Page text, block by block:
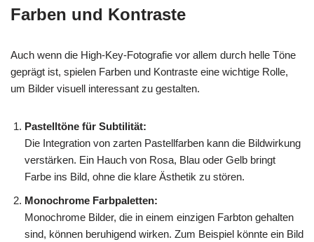
Farben und Kontraste
Auch wenn die High-Key-Fotografie vor allem durch helle Töne
geprägt ist, spielen Farben und Kontraste eine wichtige Rolle,
um Bilder visuell interessant zu gestalten.
Pastelltöne für Subtilität:
Die Integration von zarten Pastellfarben kann die Bildwirkung
verstärken. Ein Hauch von Rosa, Blau oder Gelb bringt
Farbe ins Bild, ohne die klare Ästhetik zu stören.
Monochrome Farbpaletten:
Monochrome Bilder, die in einem einzigen Farbton gehalten
sind, können beruhigend wirken. Zum Beispiel könnte ein Bild